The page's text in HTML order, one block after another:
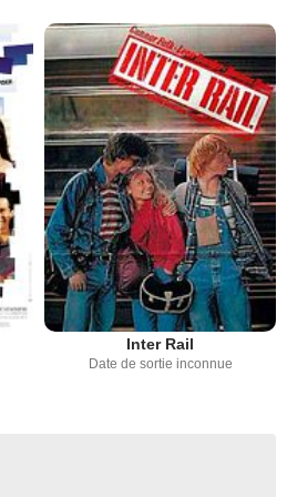
Inter Rail
Date de sortie inconnue